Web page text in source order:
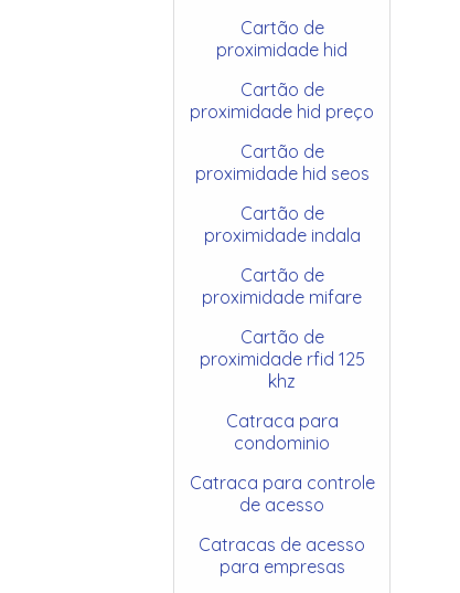
Cartão de
proximidade hid
Cartão de
proximidade hid preço
Cartão de
proximidade hid seos
Cartão de
proximidade indala
Cartão de
proximidade mifare
Cartão de
proximidade rfid 125
khz
Catraca para
condominio
Catraca para controle
de acesso
Catracas de acesso
para empresas